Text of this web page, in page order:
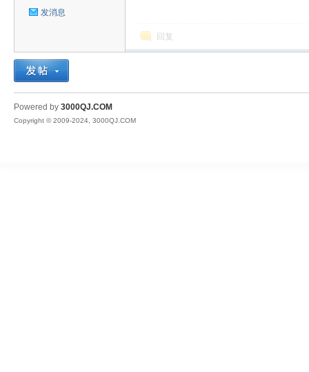
QJ
发消息
回复
Powered by 3000QJ.COM
Copyright © 2009-2024, 3000QJ.COM